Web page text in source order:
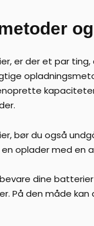
er der et par
bør du også
oplader med en
dine
På den måde